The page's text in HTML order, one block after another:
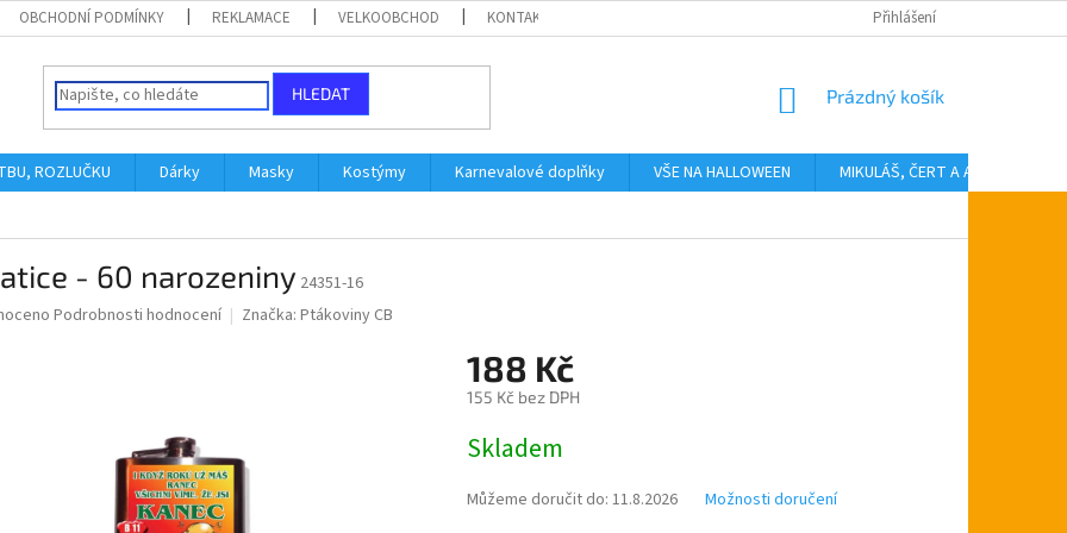
OBCHODNÍ PODMÍNKY REKLAMACE VELKOOBCHOD KONTAKTY Přihlášení
HLEDAT
NÁKUPNÍ
Prázdný košík
ROZLUČKU Dárky Masky Kostýmy Karnevalové doplňky VŠE NA HALLOWEEN MIKULÁŠ, ČERT A ANDĚL
- 60 narozeniny 24351-16
Podrobnosti hodnocení Značka: Ptákoviny CB
188 Kč
155 Kč bez DPH
cena:
Skladem
Můžeme doručit do: 11.8.2026 Možnosti doručení